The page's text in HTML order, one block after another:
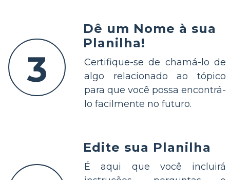
3
Dê um Nome à sua
Planilha!
Certifique-se de chamá-lo de
algo relacionado ao tópico
para que você possa encontrá-
lo facilmente no futuro.
Edite sua Planilha
É aqui que você incluirá